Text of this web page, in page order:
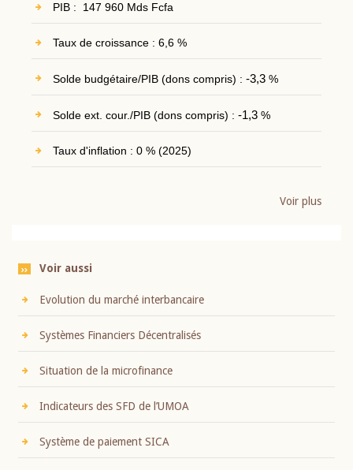
PIB : 147 960 Mds Fcfa
Taux de croissance : 6,6 %
Solde budgétaire/PIB (dons compris) : -3,3%
Solde ext. cour./PIB (dons compris) : -1,3%
Taux d'inflation : 0 % (2025)
Voir plus
Voir aussi
Evolution du marché interbancaire
Systèmes Financiers Décentralisés
Situation de la microfinance
Indicateurs des SFD de l’UMOA
Système de paiement SICA